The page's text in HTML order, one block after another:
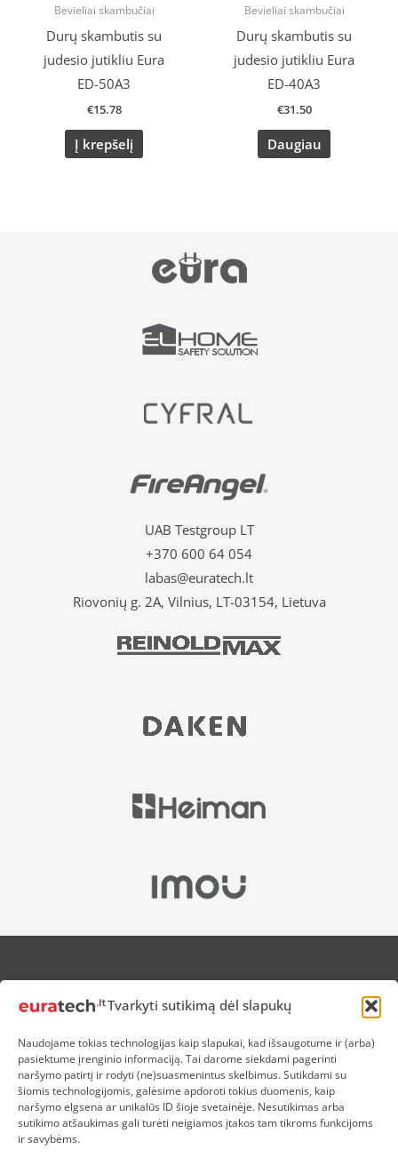
Tvarkyti sutikimą dėl slapukų
Naudojame tokias technologijas kaip slapukai, kad išsaugotume ir (arba)
pasiektume įrenginio informaciją. Tai darome siekdami pagerinti
naršymo patirtį ir rodyti (ne)suasmenintus skelbimus. Sutikdami su
šiomis technologijomis, galėsime apdoroti tokius duomenis, kaip
naršymo elgsena ar unikalūs ID šioje svetainėje. Nesutikimas arba
sutikimo atšaukimas gali turėti neigiamos įtakos tam tikroms funkcijoms
ir savybėms.
Bevieliai skambučiai
Durų skambutis su
judesio jutikliu Eura
ED-50A3
€15.78
Į krepšelį
Bevieliai skambučiai
Durų skambutis su
judesio jutikliu Eura
ED-40A3
€31.50
Daugiau
UAB Testgroup LT
+370 600 64 054
labas@euratech.lt
Riovonių g. 2A, Vilnius, LT-03154, Lietuva
APIE MUS
NUOLAIDOS HEROJAMS
PREKIŲ IR PINIGŲ GRĄŽINIMAS
ATSISKAITYMAS
D.U.K
KOKYBĖS POLITIKA
SLAPUKŲ POLITIKA